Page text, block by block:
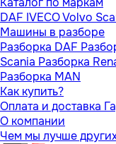
DAF IVECOVolvo
Машины в разборе
Разборка DAF
Scania Разборка
Разборка MAN
Как купить?
Оплата и доставка
О компании
Чем мы лучше